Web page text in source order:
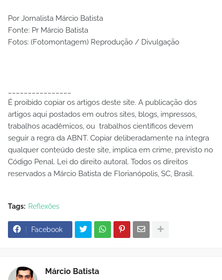
Por Jornalista Márcio Batista
Fonte: Pr Márcio Batista
Fotos: (Fotomontagem) Reprodução / Divulgação
É proibido copiar os artigos deste site. A publicação dos
artigos aqui postados em outros sites, blogs, impressos,
trabalhos acadêmicos, ou trabalhos científicos devem
seguir a regra da ABNT. Copiar deliberadamente na íntegra
qualquer conteúdo deste site, implica em crime, previsto no
Código Penal. Lei do direito autoral. Todos os direitos
reservados a Márcio Batista de Florianópolis, SC, Brasil.
Tags: Reflexões
Facebook
Márcio Batista